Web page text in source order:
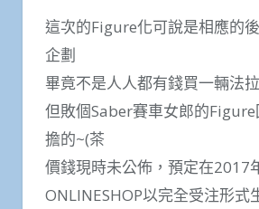
這次的Figure化可說是相應的
企劃
畢竟不是人人都有錢買一輛法
但敗個Saber賽車女郎的Figure
擔的~(茶
價錢現時未公佈，預定在2017
ONLINESHOP以完全受注形式